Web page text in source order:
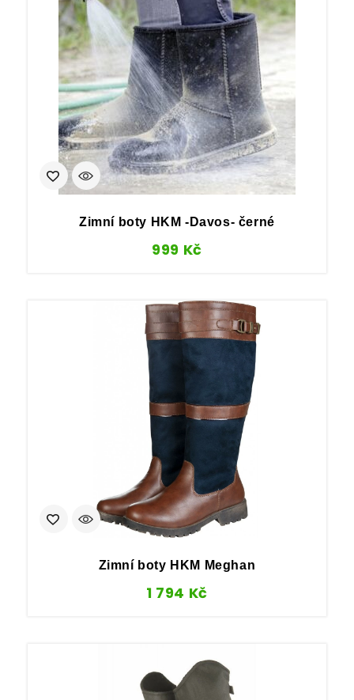
Zimní boty HKM -Davos- černé
999 Kč
Zimní boty HKM Meghan
1 794 Kč